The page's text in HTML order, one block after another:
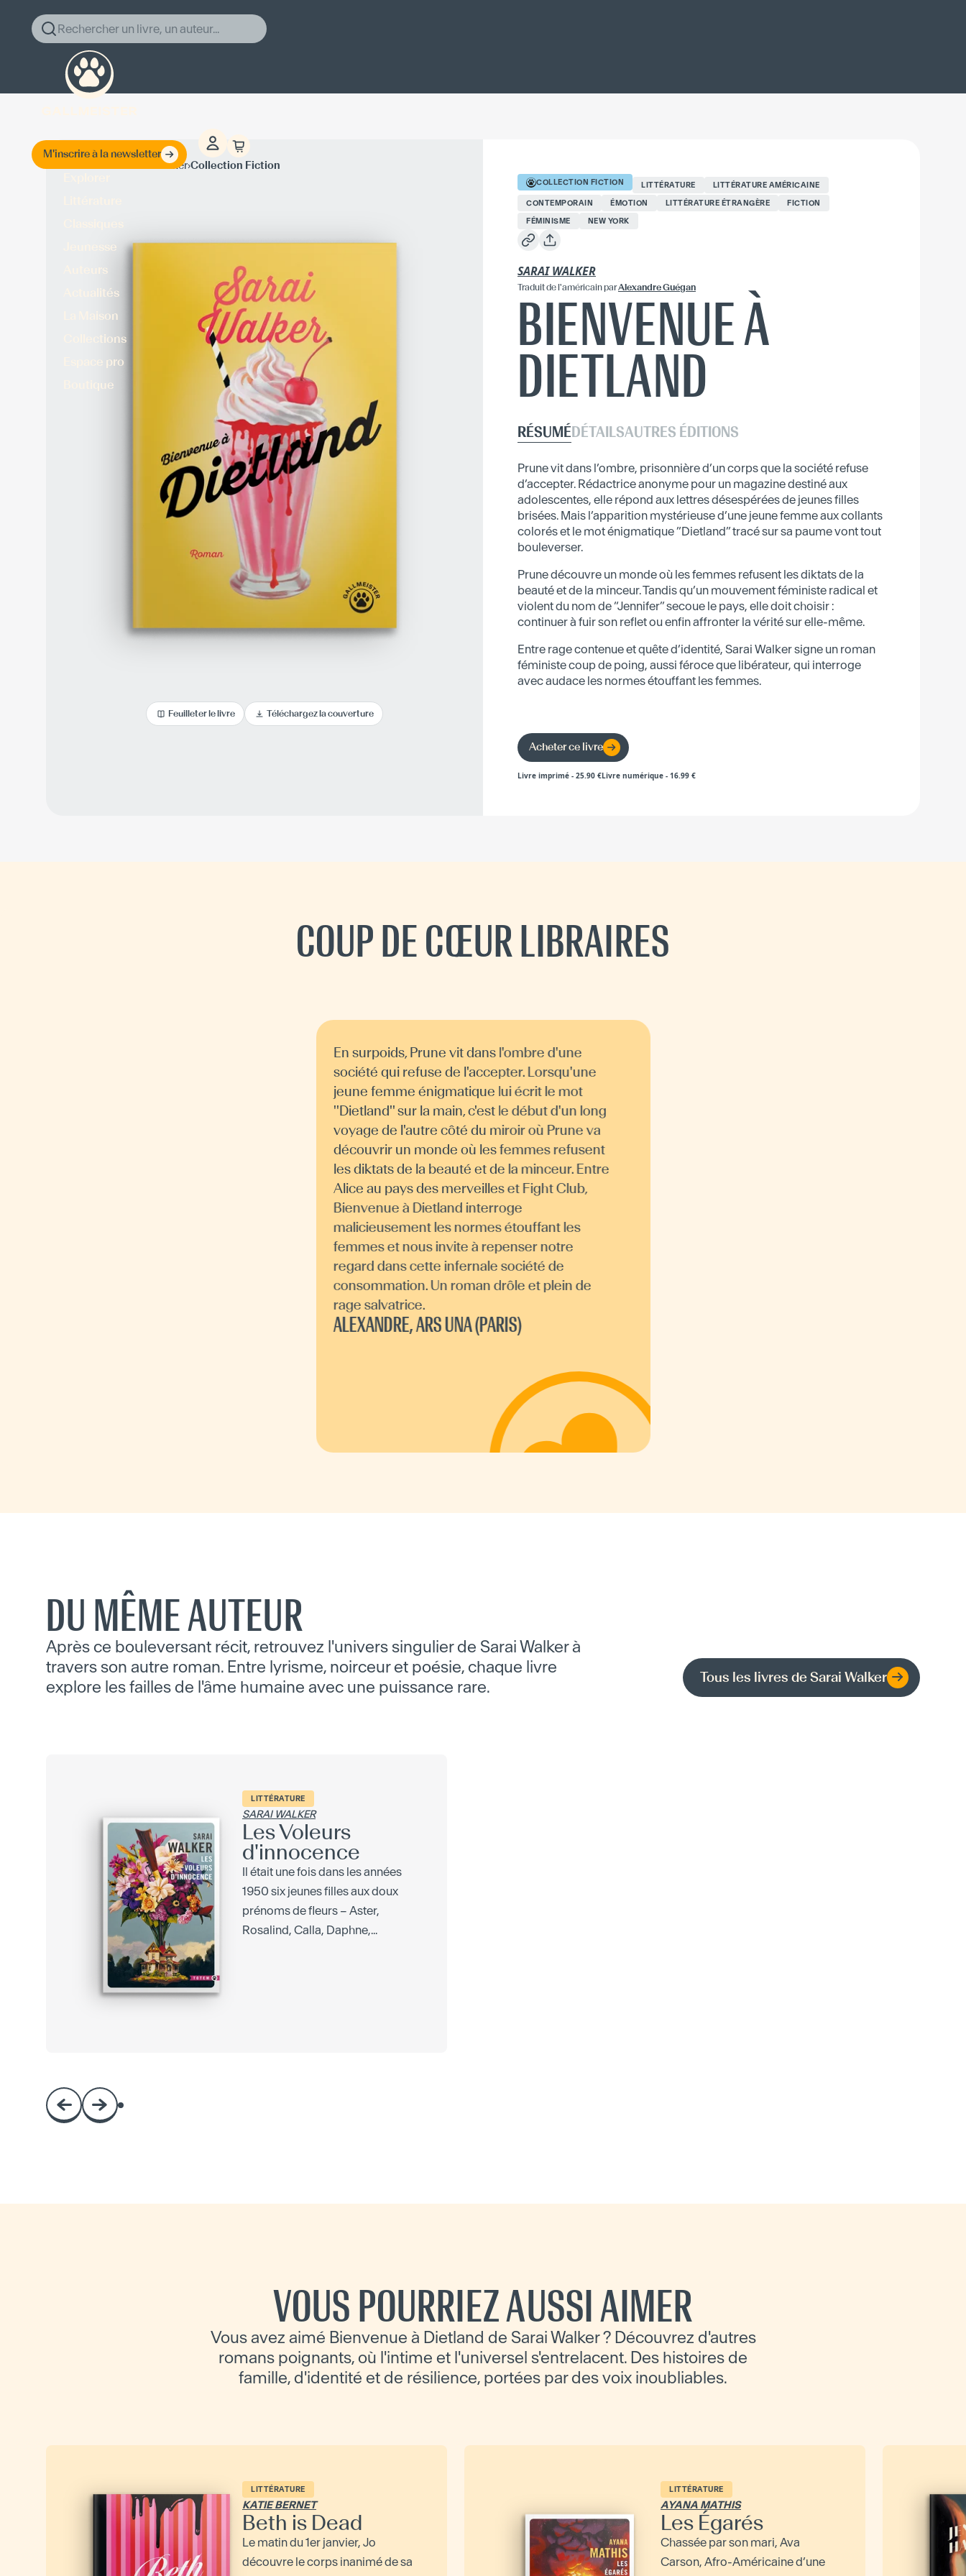
Rechercher un livre, un auteur...
M'inscrire à la newsletter
Jeunesse
Auteurs
Actualités
La Maison
Collections
Espace pro
Boutique
Sarai Walker›Collection Fiction
Feuilleter le livre Téléchargez la couverture
COLLECTION FICTION LITTÉRATURE
LITTÉRATURE AMÉRICAINE
CONTEMPORAIN
ÉMOTION LITTÉRATURE ÉTRANGÈRE
FICTION
FÉMINISME
NEW YORK
SARAI WALKER
Traduitde l'américainparAlexandre Guégan
BIENVENUE À
DIETLAND
RÉSUMÉDÉTAILSAUTRES ÉDITIONS
Prune vit dans l’ombre, prisonnière d’un corps que la société refuse
d’accepter. Rédactrice anonyme pour un magazine destiné aux
adolescentes, elle répond aux lettres désespérées de jeunes filles
brisées. Mais l’apparition mystérieuse d’une jeune femme aux collants
colorés et le mot énigmatique ”Dietland” tracé sur sa paume vont tout
bouleverser.
Prune découvre un monde où les femmes refusent les diktats de la
beauté et de la minceur. Tandis qu’un mouvement féministe radical et
violent du nom de “Jennifer” secoue le pays, elle doit choisir :
continuer à fuir son reflet ou enfin affronter la vérité sur elle-même.
Entre rage contenue et quête d’identité, Sarai Walker signe un roman
féministe coup de poing, aussi féroce que libérateur, qui interroge
avec audace les normes étouffant les femmes.
Acheter ce livre
Livre imprimé - 25.90 €Livre numérique - 16.99 €
COUP DE CŒUR LIBRAIRES
En surpoids, Prune vit dans l'ombre d'une
société qui refuse de l'accepter. Lorsqu'une
jeune femme énigmatique lui écrit le mot
''Dietland'' sur la main, c'est le début d'un long
voyage de l'autre côté du miroir où Prune va
découvrir un monde où les femmes refusent
les diktats de la beauté et de la minceur. Entre
Alice au pays des merveilles et Fight Club,
Bienvenue à Dietland interroge
malicieusement les normes étouffant les
femmes et nous invite à repenser notre
regard dans cette infernale société de
consommation. Un roman drôle et plein de
rage salvatrice.
ALEXANDRE, ARS UNA (PARIS)
DU MÊME AUTEUR
Après ce bouleversant récit, retrouvez l'univers singulier de Sarai Walker à
travers son autre roman. Entre lyrisme, noirceur et poésie, chaque livre
explore les failles de l'âme humaine avec une puissance rare.
Tous les livres deSarai Walker
LITTÉRATURE
SARAI WALKER
Les Voleurs
d'innocence
Il était une fois dans les années
1950 six jeunes filles aux doux
prénoms de fleurs – Aster,
Rosalind, Calla, Daphne,...
VOUS POURRIEZ AUSSI AIMER
Vous avez aimé Bienvenue à Dietland de Sarai Walker ? Découvrez d'autres
romans poignants, où l'intime et l'universel s'entrelacent. Des histoires de
famille, d'identité et de résilience, portées par des voix inoubliables.
LITTÉRATURE
KATIE BERNET
Beth is Dead
Le matin du 1er janvier, Jo
découvre le corps inanimé de sa
LITTÉRATURE
AYANA MATHIS
Les Égarés
Chassée par son mari, Ava
Carson, Afro-Américaine d’une